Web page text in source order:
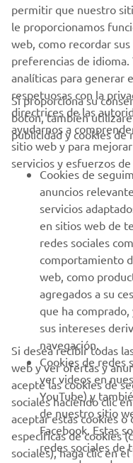
CORPORATIVO
PROFESIONALES
MÁS YAMAHA
AYUDA
BOLETÍN DE
Sé el primero en
especiales, novedades
Lea nuestra Política de
permitir que nuestro
le proporcionamos
web, como recordar
preferencias de
analíticas para generar
respetuosas con la
directrices de las
ayudarnos a
sitio web y para
servicios y esfuerzos
Si proporciona su
botón, también
publicidad y cookies de
Cookies de
anuncios
servicios
en sitios web de
redes sociales
comportamiento
web, como
agregados a su
que ha
sus intereses
navegación.
Cookies de redes
ver videos en
YouTube) y
de nuestro sitio
Facebook. Estas
redes sociales de
Si desea recibir todas
web y ver ofertas y
acepte las cookies de
sociales haciendo clic
aceptar estas cookies o
específicas de cookies
sociales), haga clic en